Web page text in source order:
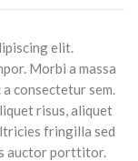
elit.
Morbi a massa
consectetur sem.
risus, aliquet
fringilla sed
auctor porttitor.